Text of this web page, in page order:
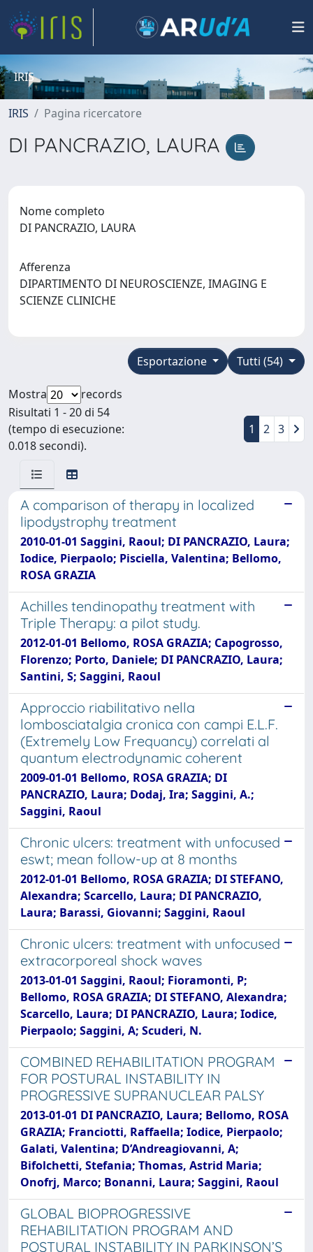
IRIS
IRIS Pagina ricercatore
DI PANCRAZIO, LAURA
Nome completo
DI PANCRAZIO, LAURA
Afferenza
DIPARTIMENTO DI NEUROSCIENZE, IMAGING E
SCIENZE CLINICHE
Tutti (54)
Esportazione
Mostra
records
Risultati 1 - 20 di 54
(tempo di esecuzione:
0.018 secondi).
1 2 3
A comparison of therapy in localized
lipodystrophy treatment
2010-01-01 Saggini, Raoul; DI PANCRAZIO, Laura;
Iodice, Pierpaolo; Pisciella, Valentina; Bellomo,
ROSA GRAZIA
Achilles tendinopathy treatment with
Triple Therapy: a pilot study.
2012-01-01 Bellomo, ROSA GRAZIA; Capogrosso,
Florenzo; Porto, Daniele; DI PANCRAZIO, Laura;
Santini, S; Saggini, Raoul
Approccio riabilitativo nella
lombosciatalgia cronica con campi E.L.F.
(Extremely Low Frequancy) correlati al
quantum electrodynamic coherent
2009-01-01 Bellomo, ROSA GRAZIA; DI
PANCRAZIO, Laura; Dodaj, Ira; Saggini, A.;
Saggini, Raoul
Chronic ulcers: treatment with unfocused
eswt; mean follow-up at 8 months
2012-01-01 Bellomo, ROSA GRAZIA; DI STEFANO,
Alexandra; Scarcello, Laura; DI PANCRAZIO,
Laura; Barassi, Giovanni; Saggini, Raoul
Chronic ulcers: treatment with unfocused
extracorporeal shock waves
2013-01-01 Saggini, Raoul; Fioramonti, P;
Bellomo, ROSA GRAZIA; DI STEFANO, Alexandra;
Scarcello, Laura; DI PANCRAZIO, Laura; Iodice,
Pierpaolo; Saggini, A; Scuderi, N.
COMBINED REHABILITATION PROGRAM
FOR POSTURAL INSTABILITY IN
PROGRESSIVE SUPRANUCLEAR PALSY
2013-01-01 DI PANCRAZIO, Laura; Bellomo, ROSA
GRAZIA; Franciotti, Raffaella; Iodice, Pierpaolo;
Galati, Valentina; D’Andreagiovanni, A;
Bifolchetti, Stefania; Thomas, Astrid Maria;
Onofrj, Marco; Bonanni, Laura; Saggini, Raoul
GLOBAL BIOPROGRESSIVE
REHABILITATION PROGRAM AND
POSTURAL INSTABILITY IN PARKINSON’S